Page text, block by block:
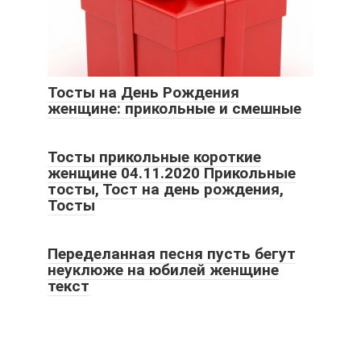
Тосты на День Рождения
женщине: прикольные и смешные
Тосты прикольные короткие
женщине 04.11.2020 Прикольные
тосты, Тост на день рождения,
Тосты
Переделанная песня пусть бегут
неуклюже на юбилей женщине
текст